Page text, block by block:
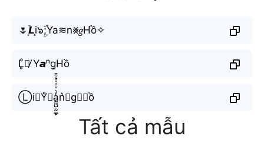
🌷͙֒𝙇i̝๖ۣۜ;Ya≋n⨳𝑔H́ồ✧
L̥ͦ丨̸ Y𝙖ⁿg̝Hồ
Ⓛi⋆Y̊⫶a̼͖̺̠̰͇̙̓͛ͮͩͦ̎ͦ̑ͅn͛⦚g⃘𝓗ồ
Tất cả mẫu